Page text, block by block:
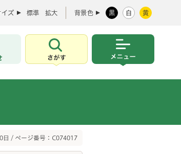
イズ 標準 拡大 背景色 黒 白 黄
合せ
さがす
日 / ページ番号：C074017